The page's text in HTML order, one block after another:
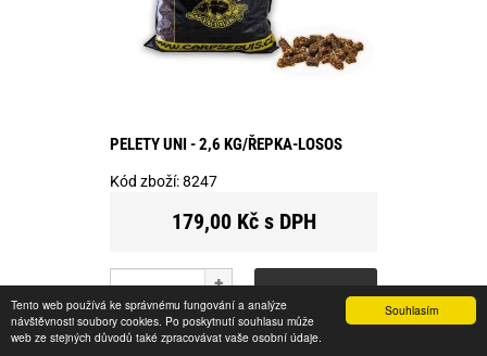
Souhlasím
Tento web používá ke správnému fungování a analýze
návštěvnosti soubory cookies. Po poskytnutí souhlasu může
web ze stejných důvodů také zpracovávat vaše osobní údaje.
PELETY UNI - 2,6 KG/ŘEPKA-LOSOS
Kód zboží:8247
179,00 Kč s DPH
ks